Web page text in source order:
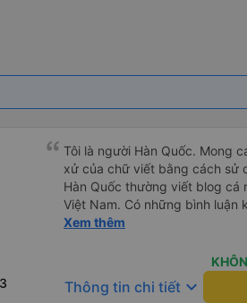
Tôi là người Hàn Quốc. Mong
xử của chữ viết bằng cách sử
Hàn Quốc thường viết blog cá
Việt Nam. Có những bình luận
bình luận khen vất vả nên tôi
sạch sẽ, tài xế rất thân thiện.
thơm nữa. Mình đề cử bài này. 제 리뷰를 보시게 되는 한국분
들께 정보를 드리자면 저는 다낭
Xem thêm
Thông tin chi tiết keyboard_arrow_down